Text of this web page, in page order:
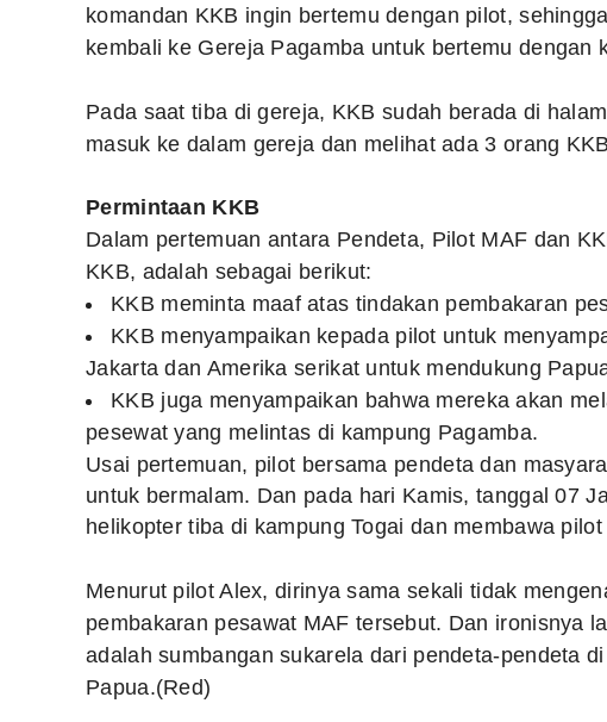
komandan KKB ingin bertemu dengan pilot,
kembali ke Gereja Pagamba untuk bertemu dengan
Pada saat tiba di gereja, KKB sudah berada di
masuk ke dalam gereja dan melihat ada 3 orang
Permintaan KKB
Dalam pertemuan antara Pendeta, Pilot MAF dan
KKB, adalah sebagai berikut:
KKB meminta maaf atas tindakan pembakaran
KKB menyampaikan kepada pilot untuk
Jakarta dan Amerika serikat untuk mendukung
KKB juga menyampaikan bahwa mereka akan
pesewat yang melintas di kampung Pagamba.
Usai pertemuan, pilot bersama pendeta dan
untuk bermalam. Dan pada hari Kamis, tanggal 07
helikopter tiba di kampung Togai dan membawa
Menurut pilot Alex, dirinya sama sekali tidak
pembakaran pesawat MAF tersebut. Dan ironisnya
adalah sumbangan sukarela dari pendeta-pendeta
Papua.(Red)